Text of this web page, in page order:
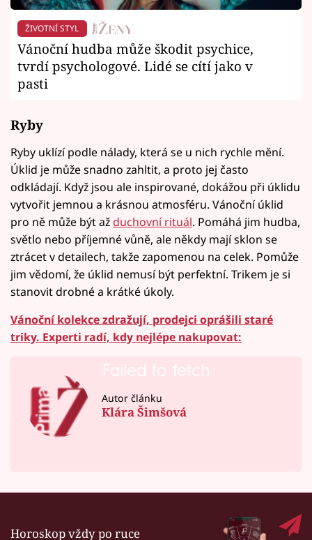
ŽIVOTNÍ STYL
Vánoční hudba může škodit psychice,
tvrdí psychologové. Lidé se cítí jako v
pasti
Ryby
Ryby uklízí podle nálady, která se u nich rychle mění.
Úklid je může snadno zahltit, a proto jej často
odkládají. Když jsou ale inspirované, dokážou při úklidu
vytvořit jemnou a krásnou atmosféru. Vánoční úklid
pro ně může být až duchovní rituál. Pomáhá jim hudba,
světlo nebo příjemné vůně, ale někdy mají sklon se
ztrácet v detailech, takže zapomenou na celek. Pomůže
jim vědomí, že úklid nemusí být perfektní. Trikem je si
stanovit drobné a krátké úkoly.
Vánoční kolekce zdražují, prodejci oprášili staré
triky. Experti radí, kdy nejlépe nakupovat:
Failed to fetch
Autor článku
Klára Šimšová
Horoskop vždy po ruce